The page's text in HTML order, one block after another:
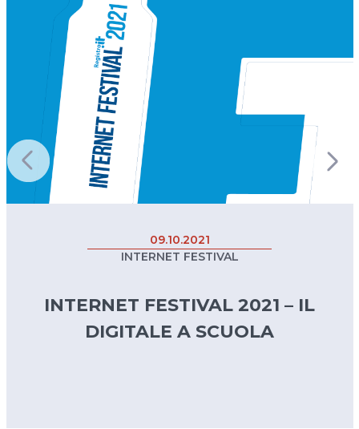
09.10.2021
INTERNET FESTIVAL
INTERNET FESTIVAL 2021 – IL
DIGITALE A SCUOLA